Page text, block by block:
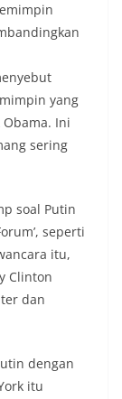
yang
Ini
sering
soal Putin
seperti
itu,
Clinton
dan
dengan
itu